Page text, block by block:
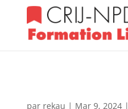
par rekau | Mar 9, 2024|